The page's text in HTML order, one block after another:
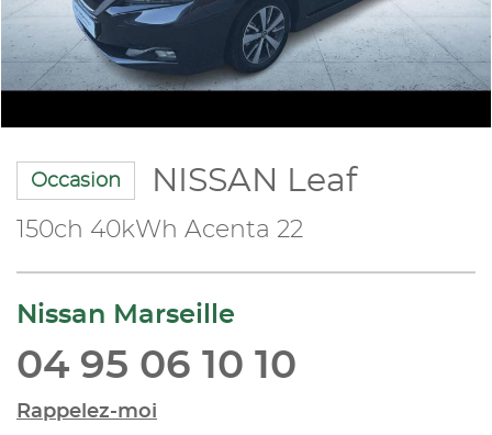
Occasion NISSAN Leaf
150ch 40kWh Acenta 22
Nissan Marseille
04 95 06 10 10
Rappelez-moi